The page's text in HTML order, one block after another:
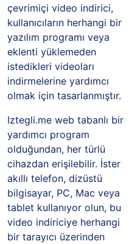
çevrimiçi video indirici,
kullanıcıların herhangi bir
yazılım programı veya
eklenti yüklemeden
istedikleri videoları
indirmelerine yardımcı
olmak için tasarlanmıştır.
Iztegli.me web tabanlı bir
yardımcı program
olduğundan, her türlü
cihazdan erişilebilir. İster
akıllı telefon, dizüstü
bilgisayar, PC, Mac veya
tablet kullanıyor olun, bu
video indiriciye herhangi
bir tarayıcı üzerinden